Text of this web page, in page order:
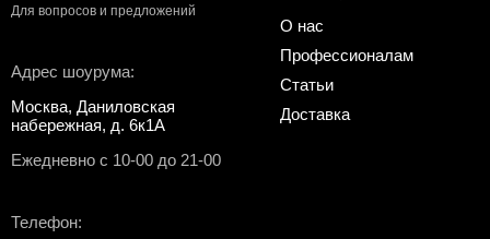
Адрес шоурума:
Москва, Даниловская
набережная, д. 6к1А
Ежедневно с 10-00 до 21-00
Телефон:
О нас
Профессионалам
Статьи
Доставка
Для вопросов и предложений